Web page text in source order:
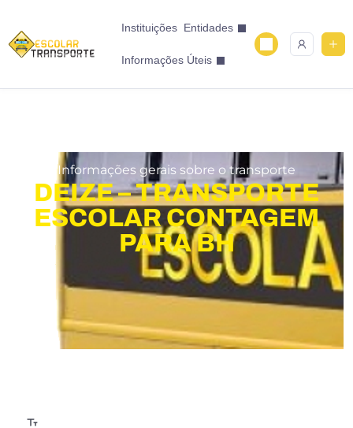
Instituições Entidades
Informações Úteis
Informações gerais sobre o transporte
DEIZE – TRANSPORTE
ESCOLAR CONTAGEM
PARA BH